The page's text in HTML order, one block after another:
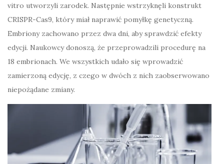
vitro utworzyli zarodek. Następnie wstrzyknęli konstrukt
CRISPR-Cas9, który miał naprawić pomyłkę genetyczną.
Embriony zachowano przez dwa dni, aby sprawdzić efekty
edycji. Naukowcy donoszą, że przeprowadzili procedurę na
18 embrionach. We wszystkich udało się wprowadzić
zamierzoną edycję, z czego w dwóch z nich zaobserwowano
niepożądane zmiany.